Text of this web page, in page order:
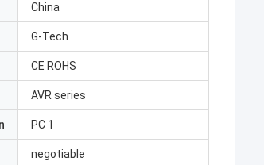
China
G-Tech
CE ROHS
AVR series
PC 1
negotiable